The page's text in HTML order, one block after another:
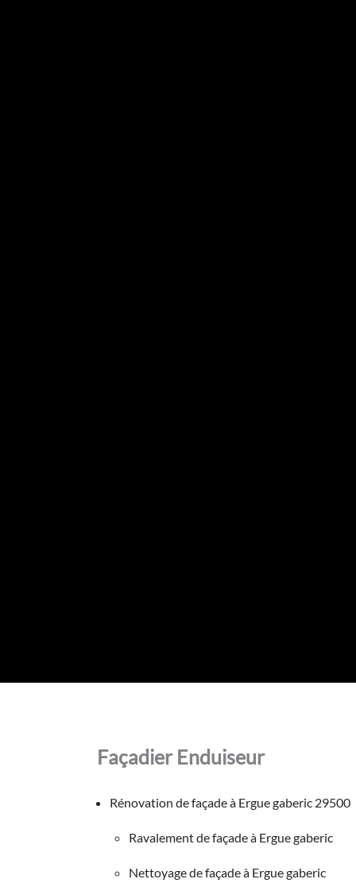
Façadier Enduiseur
Rénovation de façade à Ergue gaberic 29500
Ravalement de façade à Ergue gaberic
Nettoyage de façade à Ergue gaberic